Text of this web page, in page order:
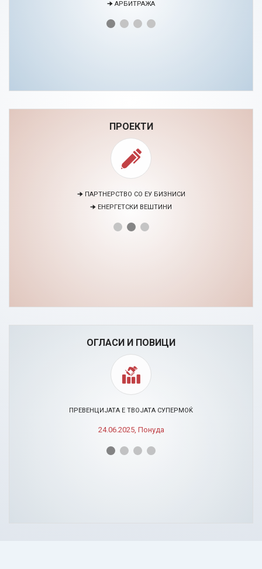
🠊 ЦЕНТАР ЗА ЕДУКАЦИЈА И РАЗВОЈ НА ЧОВЕЧКИ РЕСУРСИ
ПРОЕКТИ
🠊 ПАРТНЕРСТВО СО ЕУ БИЗНИСИ
🠊 ЕНЕРГЕТСКИ ВЕШТИНИ
ОГЛАСИ И ПОВИЦИ
ПРЕВЕНЦИЈАТА Е ТВОЈАТА СУПЕРМОЌ
24.06.2025, Понуда